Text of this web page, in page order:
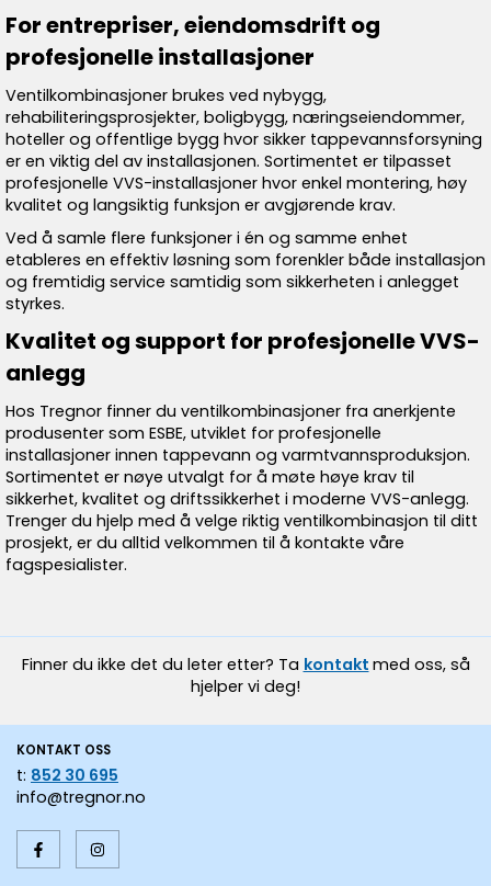
For entrepriser, eiendomsdrift og
profesjonelle installasjoner
Ventilkombinasjoner brukes ved nybygg,
rehabiliteringsprosjekter, boligbygg, næringseiendommer,
hoteller og offentlige bygg hvor sikker tappevannsforsyning
er en viktig del av installasjonen. Sortimentet er tilpasset
profesjonelle VVS-installasjoner hvor enkel montering, høy
kvalitet og langsiktig funksjon er avgjørende krav.
Ved å samle flere funksjoner i én og samme enhet
etableres en effektiv løsning som forenkler både installasjon
og fremtidig service samtidig som sikkerheten i anlegget
styrkes.
Kvalitet og support for profesjonelle VVS-
anlegg
Hos Tregnor finner du ventilkombinasjoner fra anerkjente
produsenter som ESBE, utviklet for profesjonelle
installasjoner innen tappevann og varmtvannsproduksjon.
Sortimentet er nøye utvalgt for å møte høye krav til
sikkerhet, kvalitet og driftssikkerhet i moderne VVS-anlegg.
Trenger du hjelp med å velge riktig ventilkombinasjon til ditt
prosjekt, er du alltid velkommen til å kontakte våre
fagspesialister.
Finner du ikke det du leter etter? Ta kontakt med oss, så
hjelper vi deg!
KONTAKT OSS
t: 852 30 695
info@tregnor.no